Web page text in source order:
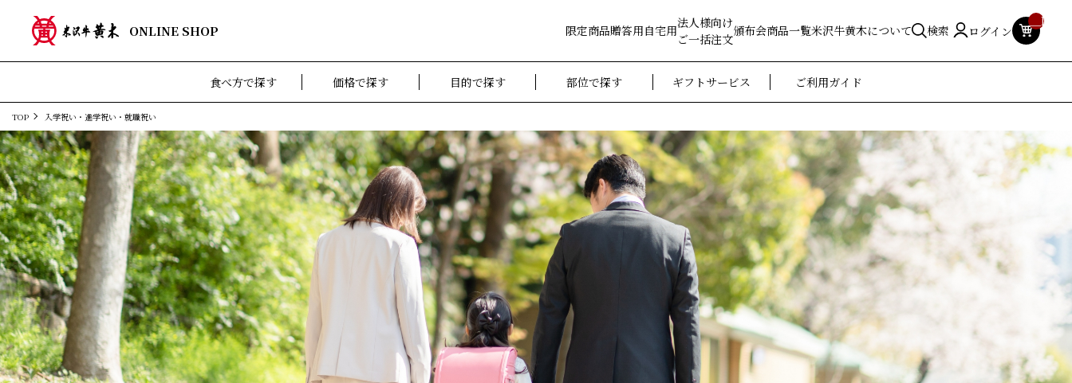
ONLINE SHOP 限定商品贈答用自宅用
法人様向け
ご一括注文
頒布会商品一覧米沢牛黄木について 検索 ログイン
食べ方で探す 価格で探す 目的で探す 部位で探す ギフトサービス ご利用ガイド
TOP 入学祝い・進学祝い・就職祝い